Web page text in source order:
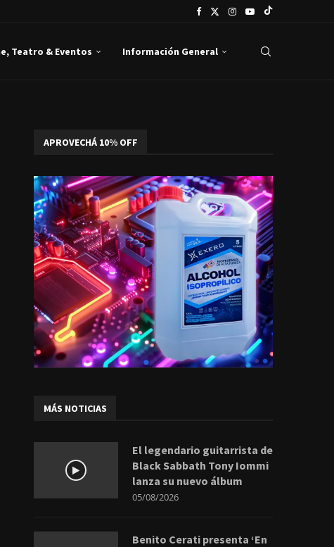
Teatro & Eventos Información General
APROVECHÁ 10% OFF
MÁS NOTICIAS
El legendario guitarrista de
Black Sabbath Tony Iommi
lanza su nuevo álbum
05/08/2026
Benito Cerati presenta ‘En